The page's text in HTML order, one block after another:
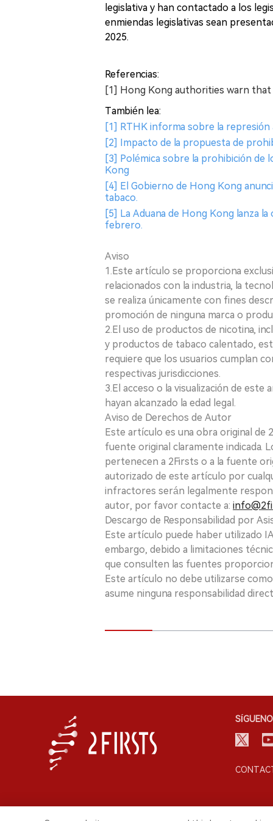
legislativa y han contactado a los
enmiendas legislativas sean
2025.
Referencias:
[1] Hong Kong authorities warn
También lea:
[1] RTHK informa sobre la
[2] Impacto de la propuesta de
[3] Polémica sobre la prohibición
Kong
[4] El Gobierno de Hong Kong
tabaco.
[5] La Aduana de Hong Kong lanza
febrero.
Aviso
1.Este artículo se proporciona
relacionados con la industria, la
se realiza únicamente con fines
promoción de ninguna marca o
2.El uso de productos de nicotina,
y productos de tabaco calentado,
requiere que los usuarios cumplan
respectivas jurisdicciones.
3.El acceso o la visualización de
hayan alcanzado la edad legal.
Aviso de Derechos de Autor
Este artículo es una obra original
fuente original claramente indicada.
pertenecen a 2Firsts o a la fuente
autorizado de este artículo por
infractores serán legalmente
autor, por favor contacte a:
Descargo de Responsabilidad por
Este artículo puede haber utilizado
embargo, debido a limitaciones
que consulten las fuentes
Este artículo no debe utilizarse
asume ninguna responsabilidad